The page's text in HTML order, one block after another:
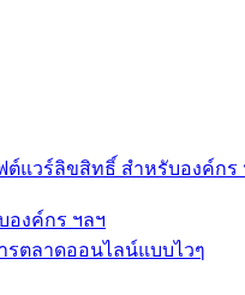
องค์กร ฯลฯ